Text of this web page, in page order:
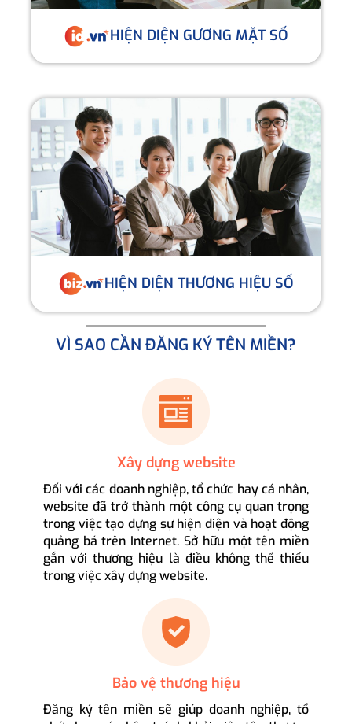
HIỆN DIỆN GƯƠNG MẶT SỐ
HIỆN DIỆN THƯƠNG HIỆU SỐ
VÌ SAO CẦN ĐĂNG KÝ TÊN MIỀN?
Xây dựng website
Đối với các doanh nghiệp, tổ chức hay cá nhân,
website đã trở thành một công cụ quan trọng
trong việc tạo dựng sự hiện diện và hoạt động
quảng bá trên Internet. Sở hữu một tên miền
gắn với thương hiệu là điều không thể thiếu
trong việc xây dựng website.
Bảo vệ thương hiệu
Đăng ký tên miền sẽ giúp doanh nghiệp, tổ